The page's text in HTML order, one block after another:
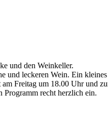
und den Weinkeller.
und leckeren Wein. Ein
Freitag um 18.00 Uhr und
recht herzlich ein.